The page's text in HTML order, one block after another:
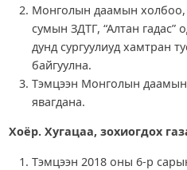
Монголын даамын холбоо,
сумын ЗДТГ, “Алтан гадас”
дунд сургуулиуд хамтран
байгуулна.
Тэмцээн Монголын
явагдана.
Хоёр. Хугацаа, зохиогдох
Тэмцээн 2018 оны 6-р